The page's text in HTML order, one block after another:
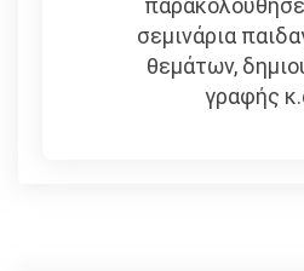
σεμινάρια
θεμάτων,
γραφής